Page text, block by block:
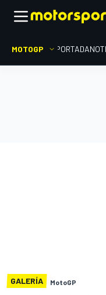
MOTOGP PORTADA
GALERÍA MotoGP